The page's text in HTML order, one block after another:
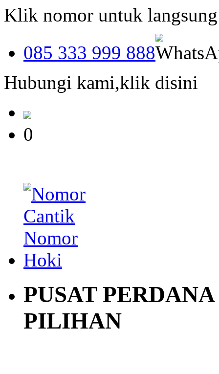
Klik nomor untuk
085 333 999 888
Hubungi kami,klik disini
0
PUSAT
PILIHAN